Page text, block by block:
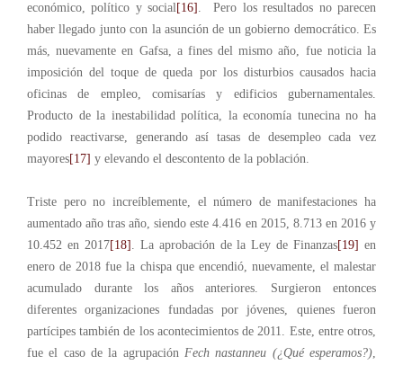
económico, político y social[16] . Pero los resultados no parecen
haber llegado junto con la asunción de un gobierno democrático. Es
más, nuevamente en Gafsa, a fines del mismo año, fue noticia la
imposición del toque de queda por los disturbios causados hacia
oficinas de empleo, comisarías y edificios gubernamentales.
Producto de la inestabilidad política, la economía tunecina no ha
podido reactivarse, generando así tasas de desempleo cada vez
mayores[17] y elevando el descontento de la población.
Triste pero no increíblemente, el número de manifestaciones ha
aumentado año tras año, siendo este 4.416 en 2015, 8.713 en 2016 y
10.452 en 2017[18] . La aprobación de la Ley de Finanzas[19] en
enero de 2018 fue la chispa que encendió, nuevamente, el malestar
acumulado durante los años anteriores. Surgieron entonces
diferentes organizaciones fundadas por jóvenes, quienes fueron
partícipes también de los acontecimientos de 2011. Este, entre otros,
fue el caso de la agrupación Fech nastanneu (¿Qué esperamos?),